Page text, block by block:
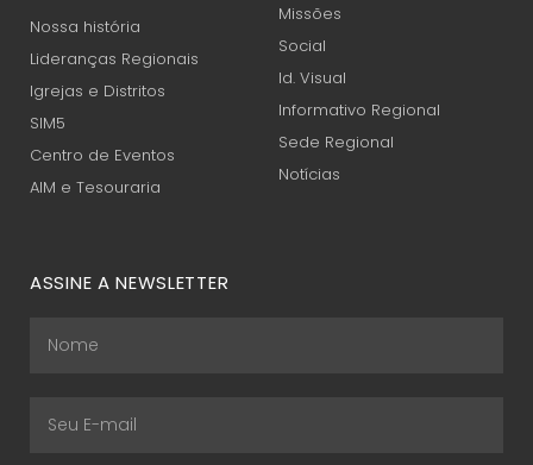
Nossa história
Lideranças Regionais
Igrejas e Distritos
SIM5
Centro de Eventos
AIM e Tesouraria
Missões
Social
Id. Visual
Informativo Regional
Sede Regional
Notícias
ASSINE A NEWSLETTER